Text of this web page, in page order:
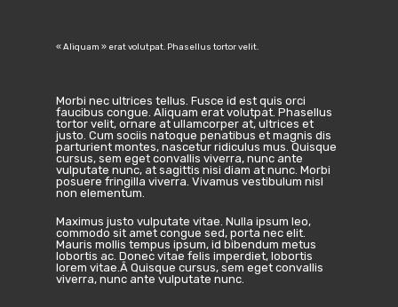
« Aliquam » erat volutpat. Phasellus tortor velit.
Morbi nec ultrices tellus. Fusce id est quis orci
faucibus congue. Aliquam erat volutpat. Phasellus
tortor velit, ornare at ullamcorper at, ultrices et
justo. Cum sociis natoque penatibus et magnis dis
parturient montes, nascetur ridiculus mus. Quisque
cursus, sem eget convallis viverra, nunc ante
vulputate nunc, at sagittis nisi diam at nunc. Morbi
posuere fringilla viverra. Vivamus vestibulum nisl
non elementum.
Maximus justo vulputate vitae. Nulla ipsum leo,
commodo sit amet congue sed, porta nec elit.
Mauris mollis tempus ipsum, id bibendum metus
lobortis ac. Donec vitae felis imperdiet, lobortis
lorem vitae.Â Quisque cursus, sem eget convallis
viverra, nunc ante vulputate nunc.